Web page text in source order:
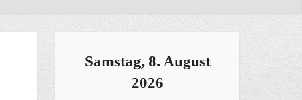
Samstag, 8. August
2026